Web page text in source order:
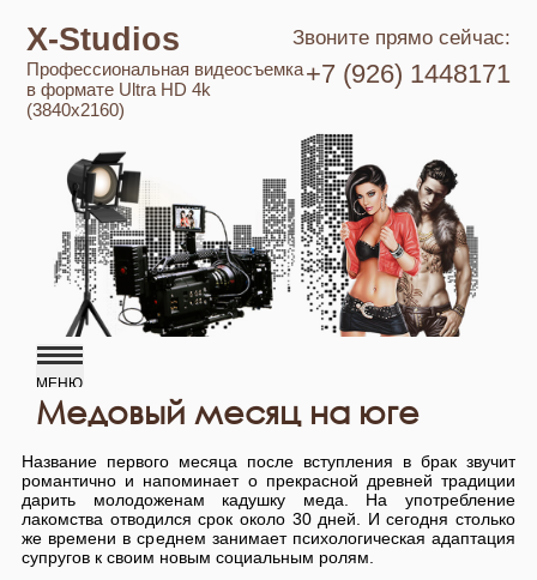
Звоните прямо сейчас:
X-Studios
+7 (926) 1448171
Профессиональная видеосъемка
в формате Ultra HD 4k
(3840x2160)
Медовый месяц на юге
Название первого месяца после вступления в брак звучит
романтично и напоминает о прекрасной древней традиции
дарить молодоженам кадушку меда. На употребление
лакомства отводился срок около 30 дней. И сегодня столько
же времени в среднем занимает психологическая адаптация
супругов к своим новым социальным ролям.